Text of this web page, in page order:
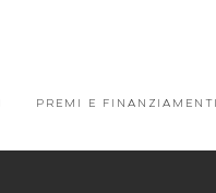
PREMI E FINANZIAMENTI